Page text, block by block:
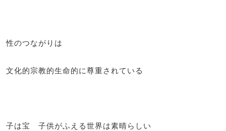
性のつながりは
文化的宗教的生命的に尊重されている
子は宝 子供がふえる世界は素晴らしい